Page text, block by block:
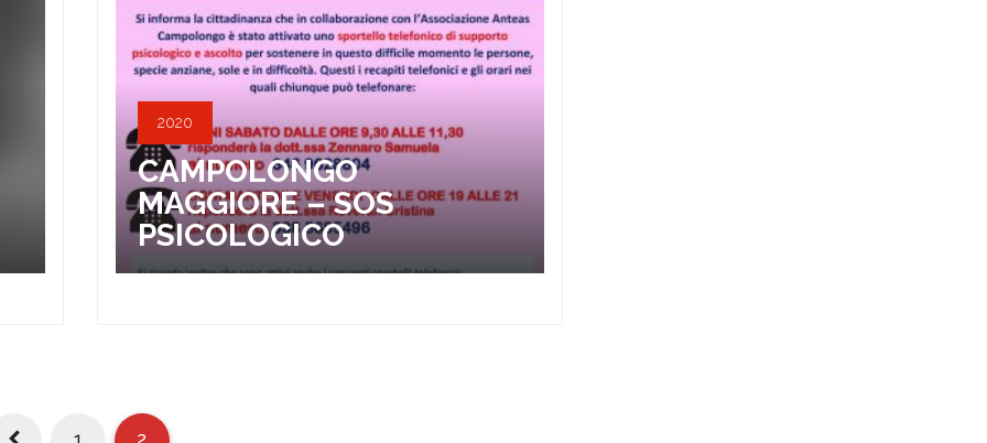
2020
CAMPOLONGO
MAGGIORE – SOS
PSICOLOGICO